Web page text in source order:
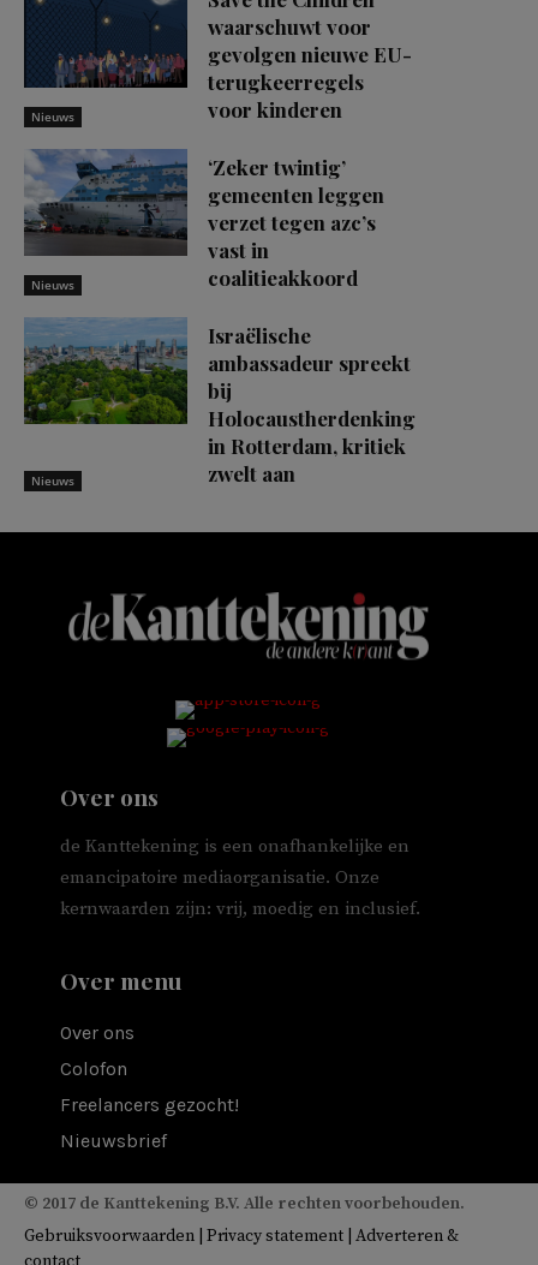
Nieuws
waarschuwt voor
gevolgen nieuwe EU-
terugkeerregels
voor kinderen
Nieuws
‘Zeker twintig’
gemeenten leggen
verzet tegen azc’s
vast in
coalitieakkoord
Nieuws
Israëlische
ambassadeur spreekt
bij
Holocaustherdenking
in Rotterdam, kritiek
zwelt aan
Over ons
de Kanttekening is een onafhankelijke en
emancipatoire mediaorganisatie. Onze
kernwaarden zijn: vrij, moedig en inclusief.
Over menu
Over ons
Colofon
Freelancers gezocht!
Nieuwsbrief
© 2017 de Kanttekening B.V. Alle rechten voorbehouden.
Gebruiksvoorwaarden Privacy statement Adverteren &